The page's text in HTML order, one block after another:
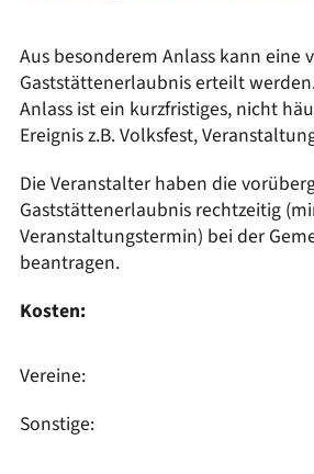
Aus besonderem Anlass kann eine
Gaststättenerlaubnis erteilt
Anlass ist ein kurzfristiges, nicht
Ereignis z.B. Volksfest,
Die Veranstalter haben die
Gaststättenerlaubnis rechtzeitig
Veranstaltungstermin) bei der
beantragen.
Kosten:
Vereine:
Sonstige: